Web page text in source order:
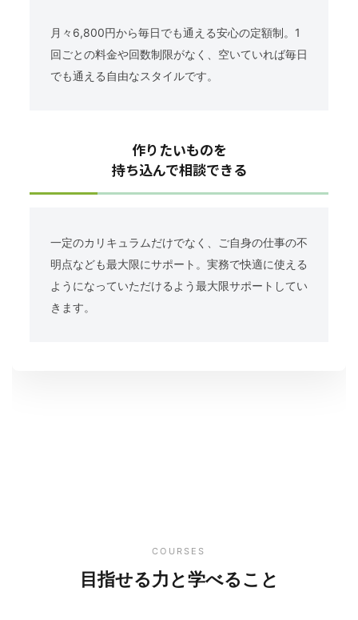
月々6,800円から毎日でも通える安心の定額制。1
回ごとの料金や回数制限がなく、空いていれば毎日
でも通える自由なスタイルです。
作りたいものを
持ち込んで相談できる
一定のカリキュラムだけでなく、ご自身の仕事の不
明点なども最大限にサポート。実務で快適に使える
ようになっていただけるよう最大限サポートしてい
きます。
COURSES
目指せる力と学べること